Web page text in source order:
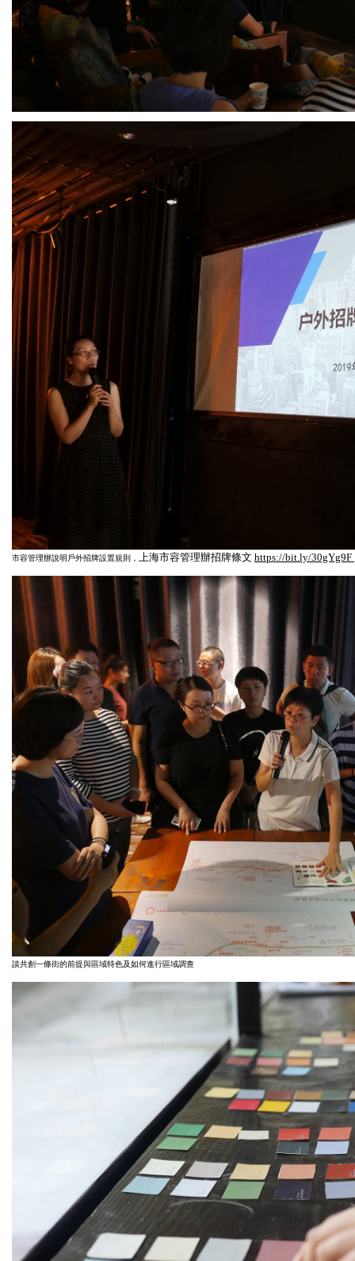
市容管理辦說明戶外招牌設置規則， 上海市容管理辦招牌條文 https://bit.ly/30gYg9F
談共創一條街的前提與區域特色及如何進行區域調查